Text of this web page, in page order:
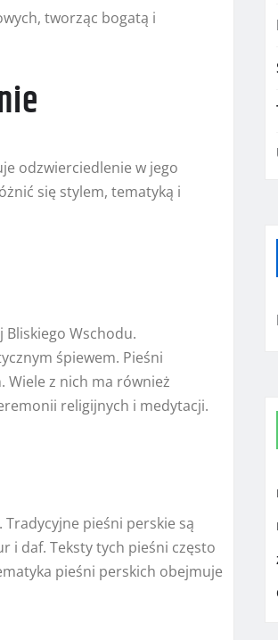
tworząc bogatą i
odzwierciedlenie w jego
się stylem, tematyką i
Wschodu.
śpiewem. Pieśni
Wiele z nich ma również
religijnych i medytacji.
pieśni perskie są
i daf. Teksty tych pieśni często
pieśni perskich obejmuje